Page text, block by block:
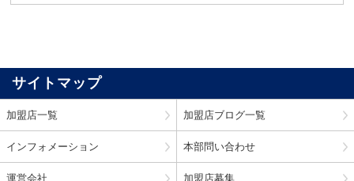
サイトマップ
加盟店一覧 加盟店ブログ一覧
インフォメーション 本部問い合わせ
運営会社 加盟店募集